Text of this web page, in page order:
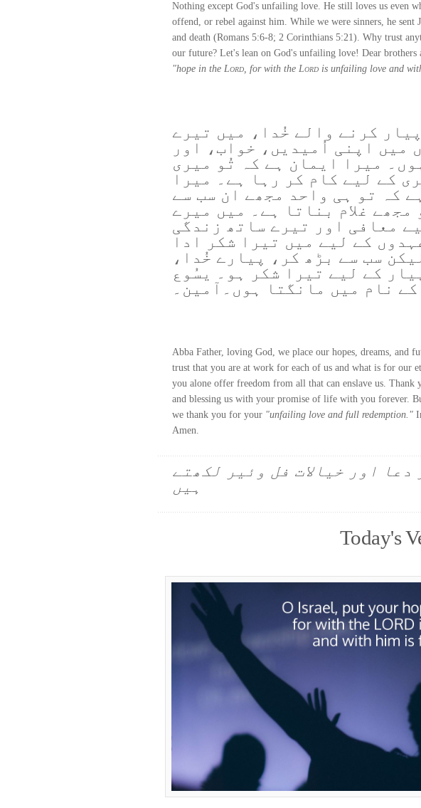
Nothing except God's unfailing love. He still loves us even
offend, or rebel against him. While we were sinners, he sent
and death (Romans 5:6-8; 2 Corinthians 5:21). Why trust
our future? Let's lean on God's unfailing love! Dear brothers
"hope in the Lord, for with the Lord is unfailing love and
کرنے والے خُدا، میں تیرے
میں اپنی اُمیدیں، خواب، اور
میرا ایمان ہے کہ تُو میری
کے لیے کام کر رہا ہے۔ میرا
کہ تو ہی واحد مجھے ان سب سے
مجھے غلام بناتا ہے۔ میں میرے
معافی اور تیرے ساتھ زندگی
کے لیے میں تیرا شکر ادا
سب سے بڑھ کر، پیارے خُدا،
کے لیے تیرا شکر ہو۔ یسُوع
کے نام میں مانگتا ہوں۔آمین۔
Abba Father, loving God, we place our hopes, dreams, and
trust that you are at work for each of us and what is for our
you alone offer freedom from all that can enslave us.
and blessing us with your promise of life with you forever.
we thank you for your "unfailing love and full redemption."
Amen.
دعا اور خیالات فل وئیر لکھتے
ہیں
Today's